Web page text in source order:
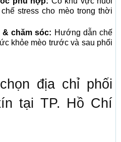
stress cho mèo trong thời
chăm sóc: Hướng dẫn chế
khỏe mèo trước và sau phối
địa chỉ phối
tại TP. Hồ Chí